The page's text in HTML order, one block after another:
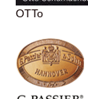
OTTo